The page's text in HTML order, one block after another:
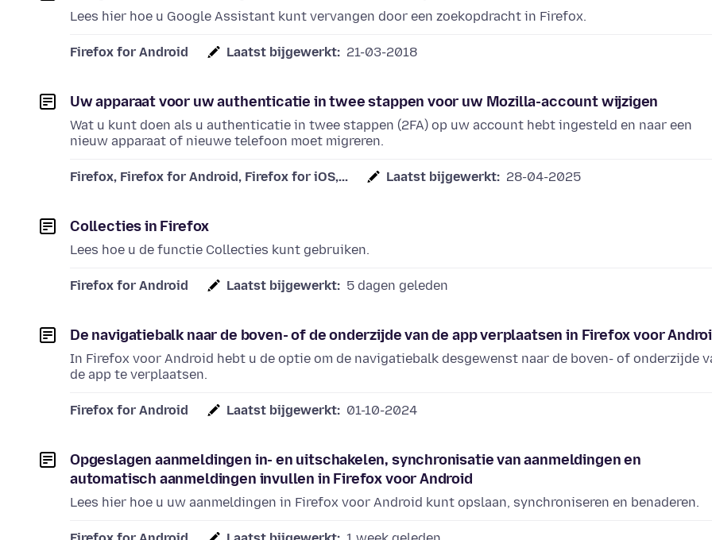
Lees hier hoe u Google Assistant kunt vervangen door een zoekopdracht in Firefox.
Firefox for Android Laatst bijgewerkt: 21-03-2018
Uw apparaat voor uw authenticatie in twee stappen voor uw Mozilla-account wijzigen
Wat u kunt doen als u authenticatie in twee stappen (2FA) op uw account hebt ingesteld en naar een
nieuw apparaat of nieuwe telefoon moet migreren.
Firefox, Firefox for Android, Firefox for iOS,... Laatst bijgewerkt: 28-04-2025
Collecties in Firefox
Lees hoe u de functie Collecties kunt gebruiken.
Firefox for Android Laatst bijgewerkt: 5 dagen geleden
De navigatiebalk naar de boven- of de onderzijde van de app verplaatsen in Firefox voor
In Firefox voor Android hebt u de optie om de navigatiebalk desgewenst naar de boven- of onderzijde
de app te verplaatsen.
Firefox for Android Laatst bijgewerkt: 01-10-2024
Opgeslagen aanmeldingen in- en uitschakelen, synchronisatie van aanmeldingen en
automatisch aanmeldingen invullen in Firefox voor Android
Lees hier hoe u uw aanmeldingen in Firefox voor Android kunt opslaan, synchroniseren en benaderen.